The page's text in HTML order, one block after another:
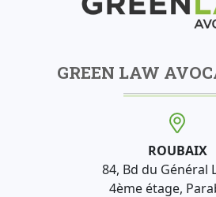
GREEN LAW
ROUBAIX
84, Bd du Général
4ème étage,